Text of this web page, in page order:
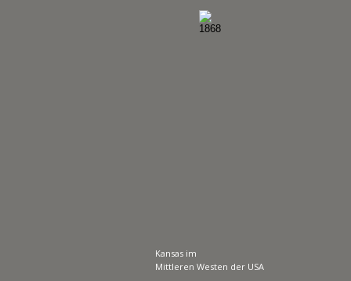
Kansas im
Mittleren Westen der USA